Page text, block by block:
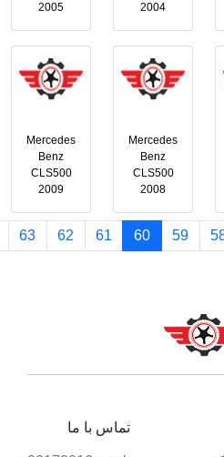
2004
2005
Mercedes
Benz
CLS500
2008
Mercedes
Benz
CLS500
2009
59
60
61
62
63
تماس با ما